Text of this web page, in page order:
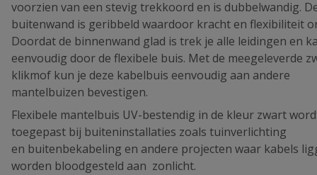
voorzien van een stevig trekkoord en is dubbelwandig.
buitenwand is geribbeld waardoor kracht en flexibiliteit
Doordat de binnenwand glad is trek je alle leidingen en
eenvoudig door de flexibele buis. Met de meegeleverde
klikmof kun je deze kabelbuis eenvoudig aan andere
mantelbuizen bevestigen.
Flexibele mantelbuis UV-bestendig in de kleur zwart
toegepast bij buiteninstallaties zoals tuinverlichting
en buitenbekabeling en andere projecten waar kabels
worden bloodgesteld aan zonlicht.